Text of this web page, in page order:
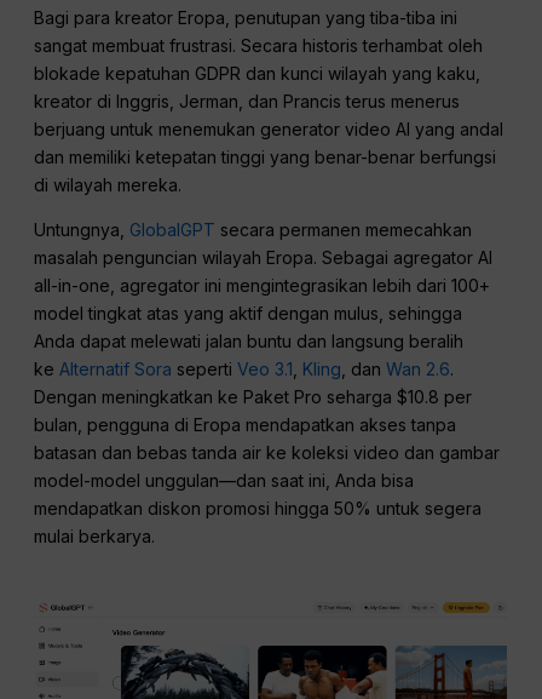
Bagi para kreator Eropa, penutupan yang tiba-tiba ini
sangat membuat frustrasi. Secara historis terhambat oleh
blokade kepatuhan GDPR dan kunci wilayah yang kaku,
kreator di Inggris, Jerman, dan Prancis terus menerus
berjuang untuk menemukan generator video AI yang andal
dan memiliki ketepatan tinggi yang benar-benar berfungsi
di wilayah mereka.
Untungnya, GlobalGPT secara permanen memecahkan
masalah penguncian wilayah Eropa. Sebagai agregator AI
all-in-one, agregator ini mengintegrasikan lebih dari 100+
model tingkat atas yang aktif dengan mulus, sehingga
Anda dapat melewati jalan buntu dan langsung beralih
keAlternatif Sora sepertiVeo 3.1 Kling , danWan 2.6.
Dengan meningkatkan ke Paket Pro seharga $10.8 per
bulan, pengguna di Eropa mendapatkan akses tanpa
batasan dan bebas tanda air ke koleksi video dan gambar
model-model unggulan—dan saat ini, Anda bisa
mendapatkan diskon promosi hingga 50% untuk segera
mulai berkarya.